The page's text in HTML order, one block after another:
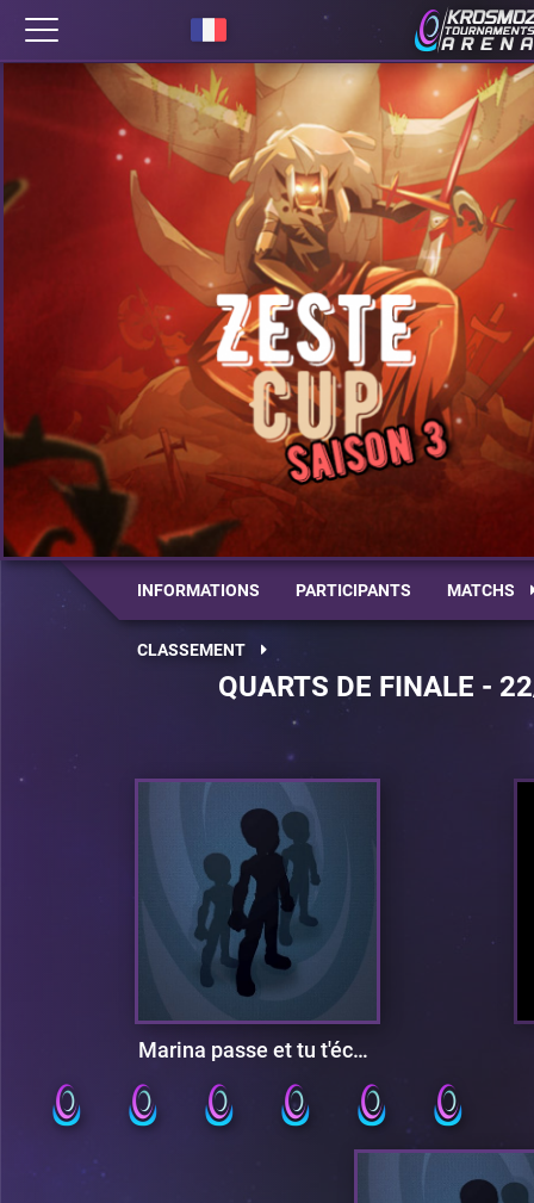
INFORMATIONS PARTICIPANTS MATCHS
CLASSEMENT
QUARTS DE FINALE -
Marina passe et tu t'écartes